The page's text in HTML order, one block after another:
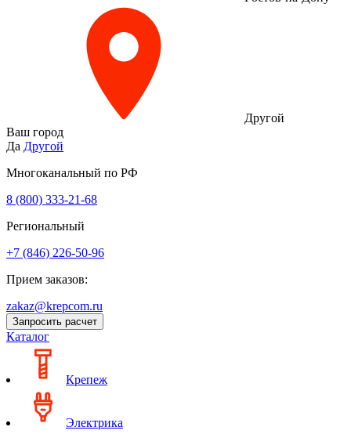
Другой
Ваш город
Да Другой
Многоканальный по РФ
8 (800) 333‑21-68
Региональный
+7 (846) 226-50-96
Прием заказов:
zakaz@krepcom.ru
Запросить расчет
Каталог
Крепеж
Электрика